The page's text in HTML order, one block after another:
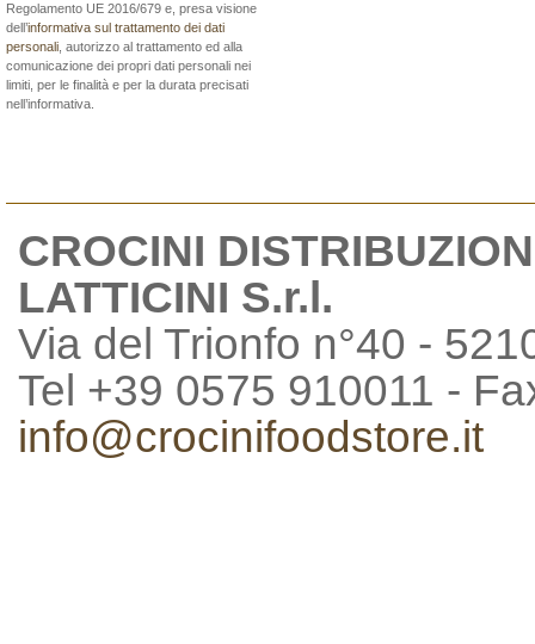
Regolamento UE 2016/679 e, presa visione
dell’informativa sul trattamento dei dati
personali , autorizzo al trattamento ed alla
comunicazione dei propri dati personali nei
limiti, per le finalità e per la durata precisati
nell’informativa.
CROCINI
LATTICINI S.r.l.
Via del Trionfo n°40 -
Tel +39 0575 910011 -
info@crocinifoodstore.it